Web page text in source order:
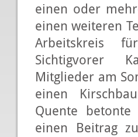
einen oder
einen weiteren
Arbeitskreis
Sichtigvorer
Mitglieder am
einen
Quente
einen Beitrag